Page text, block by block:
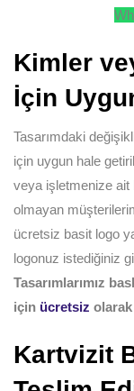
Kimler
İçin
Tasarımdaki
için uygun hale
veya işletmenize ait
olmayan
ücretsiz basit logo
logonuz istediğiniz
Tasarımlarımız
için ücretsiz olarak
Kartvizit